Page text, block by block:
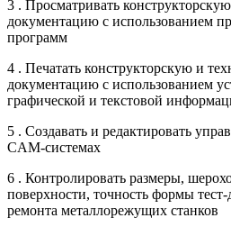
3 . Просматривать
документацию с использованием
программ
4 . Печатать конструкторскую и
документацию с использованием
графической и текстовой
5 . Создавать и редактировать
CAM-системах
6 . Контролировать размеры,
поверхности, точность формы
ремонта металлорежущих станков